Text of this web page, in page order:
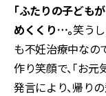
「ふたりの子ども
めくくり…。笑う
も不妊治療中なの
作り笑顔で、「お
発言により、帰り